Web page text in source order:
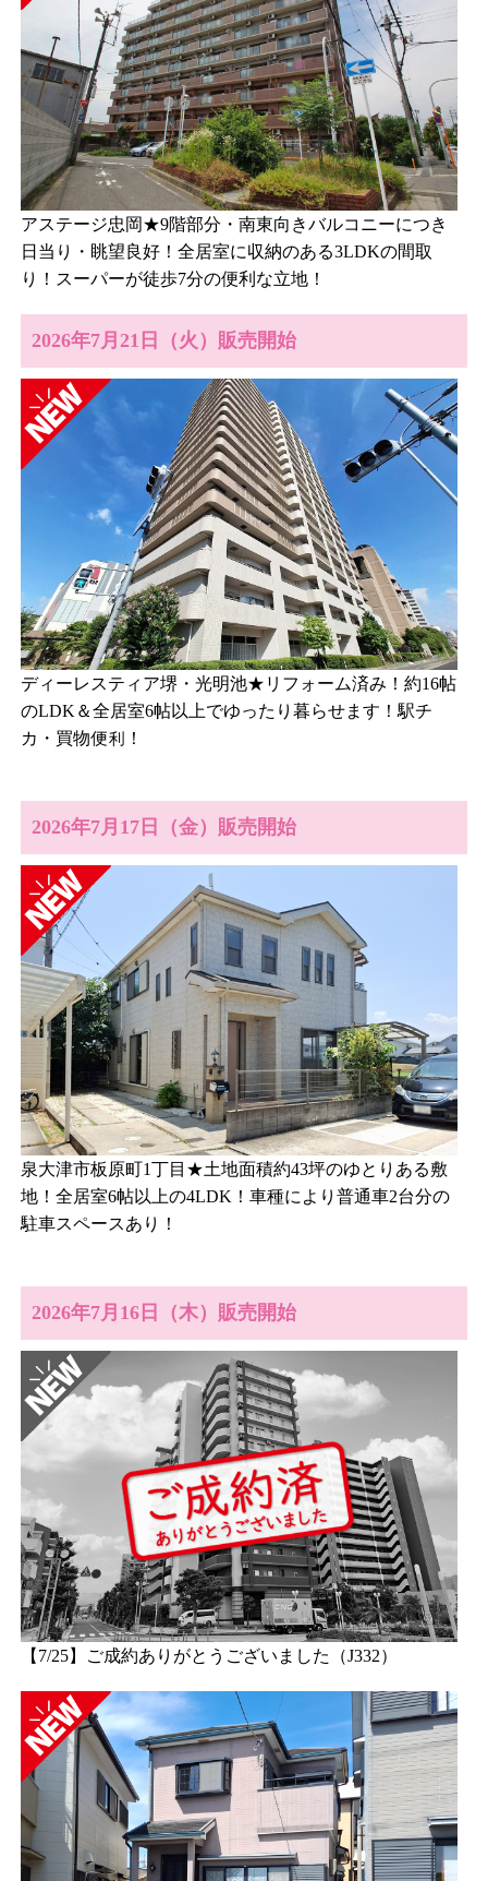
アステージ忠岡★9階部分・南東向きバルコニーにつき
日当り・眺望良好！全居室に収納のある3LDKの間取
り！スーパーが徒歩7分の便利な立地！
2026年7月21日（火）販売開始
ディーレスティア堺・光明池★リフォーム済み！約16帖
のLDK＆全居室6帖以上でゆったり暮らせます！駅チ
カ・買物便利！
2026年7月17日（金）販売開始
泉大津市板原町1丁目★土地面積約43坪のゆとりある敷
地！全居室6帖以上の4LDK！車種により普通車2台分の
駐車スペースあり！
2026年7月16日（木）販売開始
【7/25】ご成約ありがとうございました（J332）